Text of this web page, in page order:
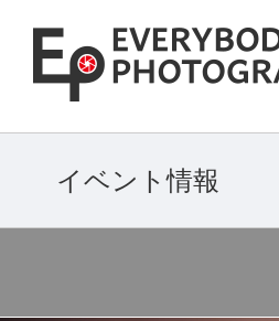
イベント情報